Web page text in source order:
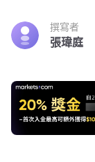
撰寫者
張瑋庭